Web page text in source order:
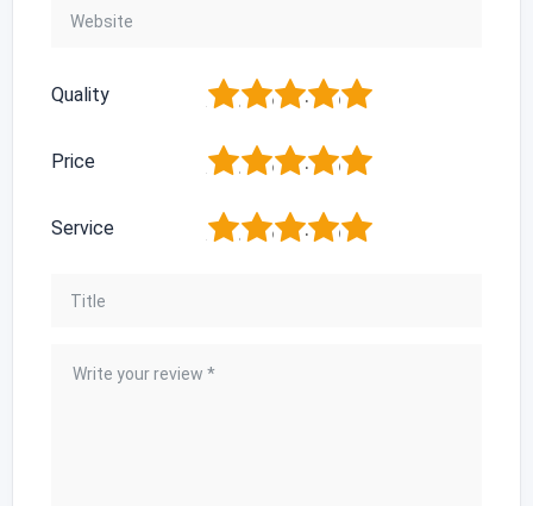
Quality 5
4
3
2
Price 5
4
3
2
Service 5
4
3
2